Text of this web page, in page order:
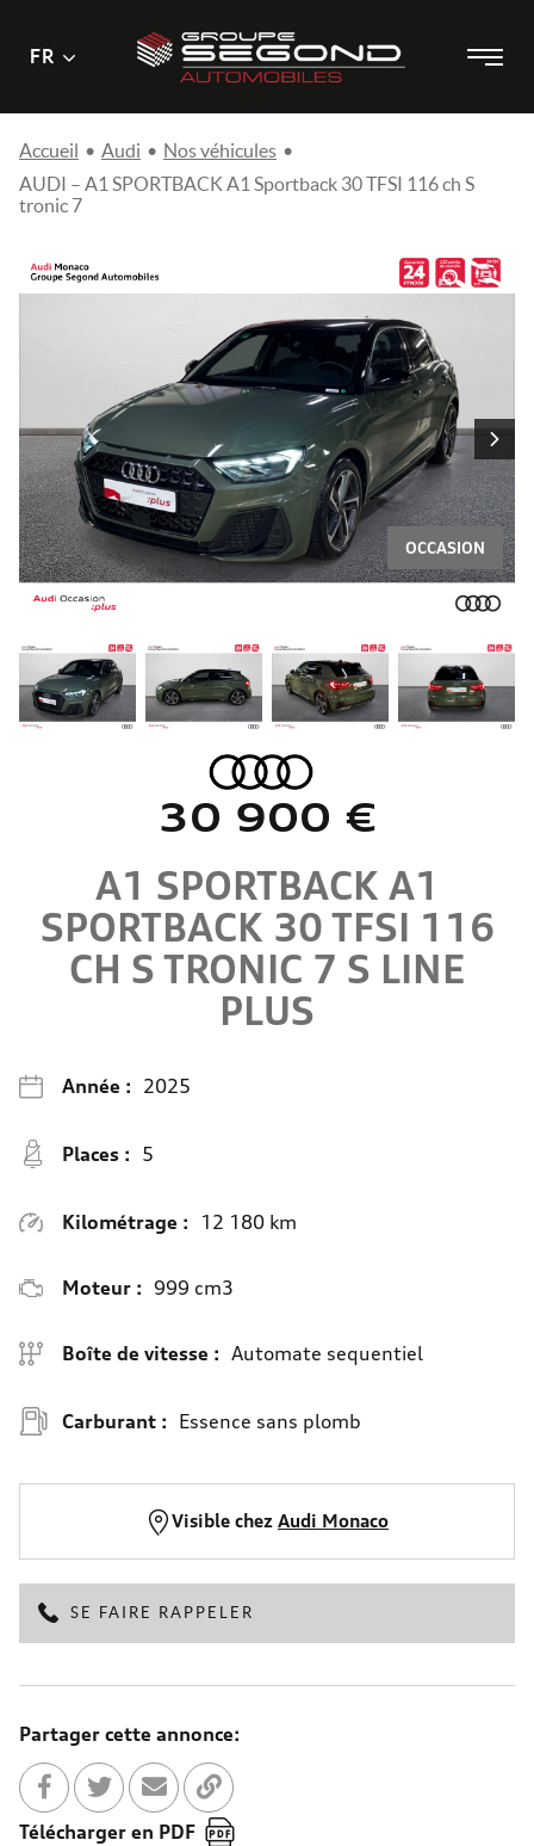
Passer
Menu
principal
Menu
FR
Accueil • Audi • Nos véhicules •
AUDI – A1 SPORTBACK A1 Sportback 30 TFSI 116 ch S
tronic 7
OCCASION
30 900 €
A1 SPORTBACK A1
SPORTBACK 30 TFSI 116
CH S TRONIC 7 S LINE
PLUS
Année : 2025
Places : 5
Kilométrage : 12 180 km
Moteur : 999 cm3
Boîte de vitesse : Automate sequentiel
Carburant : Essence sans plomb
Visible chez Audi Monaco
SE FAIRE RAPPELER
Partager cette annonce:
Partager sur Facebook
Partager sur Twitter
Envoyer à un ami
Copier dans le bloc-note
Télécharger en PDF